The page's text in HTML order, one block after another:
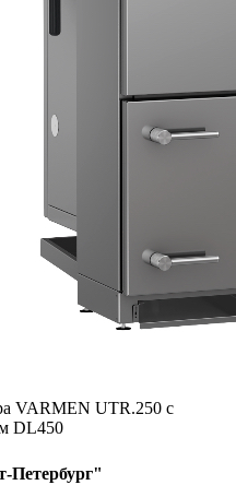
VARMEN UTR.250 с
DL450
Петербург"